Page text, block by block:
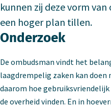
kunnen zij deze vorm
een hoger plan tillen.
Onderzoek
De ombudsman vindt het
laagdrempelig zaken kan
daarom hoe
de overheid vinden. En in